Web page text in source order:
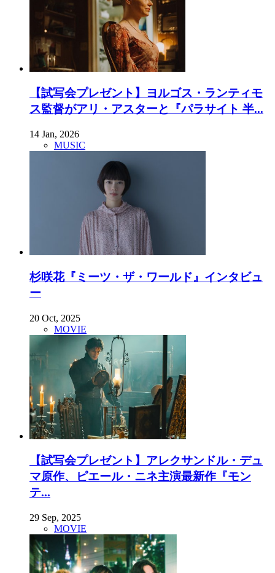
【試写会プレゼント】ヨルゴス・ランティモ
ス監督がアリ・アスターと『パラサイト 半...
14 Jan, 2026
MUSIC
杉咲花『ミーツ・ザ・ワールド』インタビュ
ー
20 Oct, 2025
MOVIE
【試写会プレゼント】アレクサンドル・デュ
マ原作、ピエール・ニネ主演最新作『モン
テ...
29 Sep, 2025
MOVIE